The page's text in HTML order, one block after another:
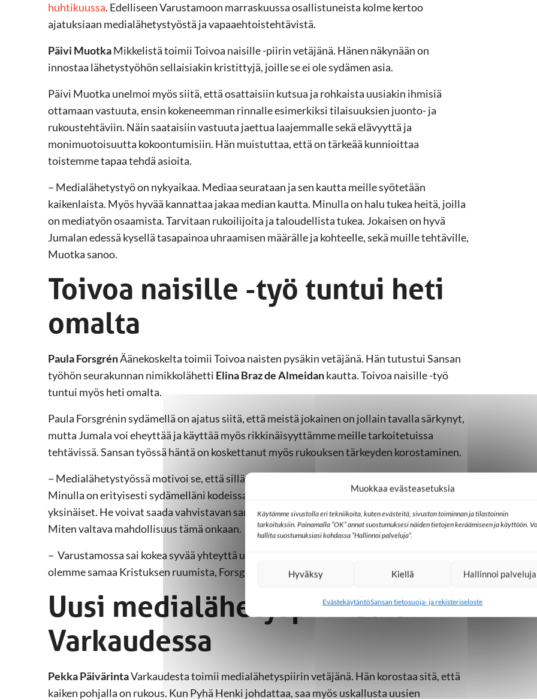
Muokkaa evästeasetuksia
Käytämme sivustolla eri tekniikoita, kuten evästeitä, sivuston toiminnan ja tilastoinnin
tarkoituksiin. Painamalla ”OK” annat suostumuksesi näiden tietojen keräämiseen ja käyttöön.
hallita suostumuksiasi kohdassa ”Hallinnoi palveluja”.
Hyväksy Kiellä Hallinnoi palveluja
EvästekäytäntöSansan tietosuoja- ja rekisteriseloste
huhtikuussa. Edelliseen Varustamoon marraskuussa osallistuneista kolme kertoo
ajatuksiaan medialähetystyöstä ja vapaaehtoistehtävistä.
Päivi MuotkaMikkelistä toimii Toivoa naisille -piirin vetäjänä. Hänen näkynään on
innostaa lähetystyöhön sellaisiakin kristittyjä, joille se ei ole sydämen asia.
Päivi Muotka unelmoi myös siitä, että osattaisiin kutsua ja rohkaista uusiakin ihmisiä
ottamaan vastuuta, ensin kokeneemman rinnalle esimerkiksi tilaisuuksien juonto- ja
rukoustehtäviin. Näin saataisiin vastuuta jaettua laajemmalle sekä elävyyttä ja
monimuotoisuutta kokoontumisiin. Hän muistuttaa, että on tärkeää kunnioittaa
toistemme tapaa tehdä asioita.
− Medialähetystyö on nykyaikaa. Mediaa seurataan ja sen kautta meille syötetään
kaikenlaista. Myös hyvää kannattaa jakaa median kautta. Minulla on halu tukea heitä, joilla
on mediatyön osaamista. Tarvitaan rukoilijoita ja taloudellista tukea. Jokaisen on hyvä
Jumalan edessä kysellä tasapainoa uhraamisen määrälle ja kohteelle, sekä muille tehtäville,
Muotka sanoo.
Toivoa naisille -työ tuntui heti
omalta
Paula ForsgrénÄänekoskelta toimii Toivoa naisten pysäkin vetäjänä. Hän tutustui Sansan
työhön seurakunnan nimikkolähetti Elina Braz de Almeidankautta. Toivoa naisille -työ
tuntui myös heti omalta.
Paula Forsgrénin sydämellä on ajatus siitä, että meistä jokainen on jollain tavalla särkynyt,
mutta Jumala voi eheyttää ja käyttää myös rikkinäisyyttämme meille tarkoitetuissa
tehtävissä. Sansan työssä häntä on koskettanut myös rukouksen tärkeyden korostaminen.
− Medialähetystyössä motivoi se, että sillä tavoitetaan heitä, joita ei muuten tavoitettaisi.
Minulla on erityisesti sydämelläni kodeissaan radiota kuuntelevat naiset sekä pelkäävät ja
yksinäiset. He voivat saada vahvistavan sanoman median kautta, tiedon kuka on Jeesus.
Miten valtava mahdollisuus tämä onkaan.
− Varustamossa sai kokea syvää yhteyttä uusien tuttavuuksien kanssa. Ymmärsimme, että
olemme samaa Kristuksen ruumista, Forsgrén muistelee.
Uusi medialähetyspiiri alkoi
Varkaudessa
Pekka PäivärintaVarkaudesta toimii medialähetyspiirin vetäjänä. Hän korostaa sitä, että
kaiken pohjalla on rukous. Kun Pyhä Henki johdattaa, saa myös uskallusta uusien